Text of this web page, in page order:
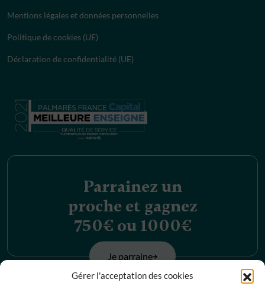
Gérer l'acceptation des cookies
Mentions légales et données personnelles
Politique de cookies (UE)
Déclaration de confidentialité (UE)
Parrainez un
proche et gagnez
750€ ou 1000€
Je parraine